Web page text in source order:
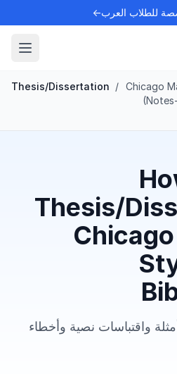
للطلاب العرب←
Chicago
/
Thesis/Dissertation
Thesis/
واقتباسات نصية وأخطاء